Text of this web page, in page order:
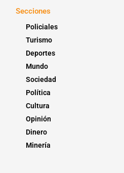
Secciones
Policiales
Turismo
Deportes
Mundo
Sociedad
Política
Cultura
Opinión
Dinero
Minería